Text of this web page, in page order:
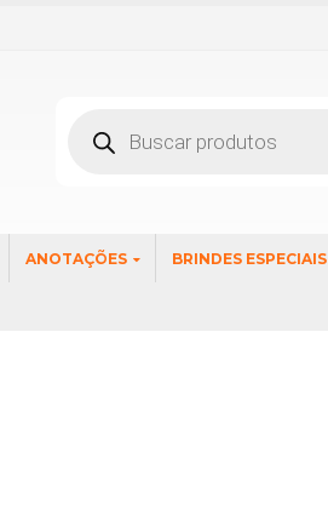
produtos
ANOTAÇÕES BRINDES ESPECIAIS